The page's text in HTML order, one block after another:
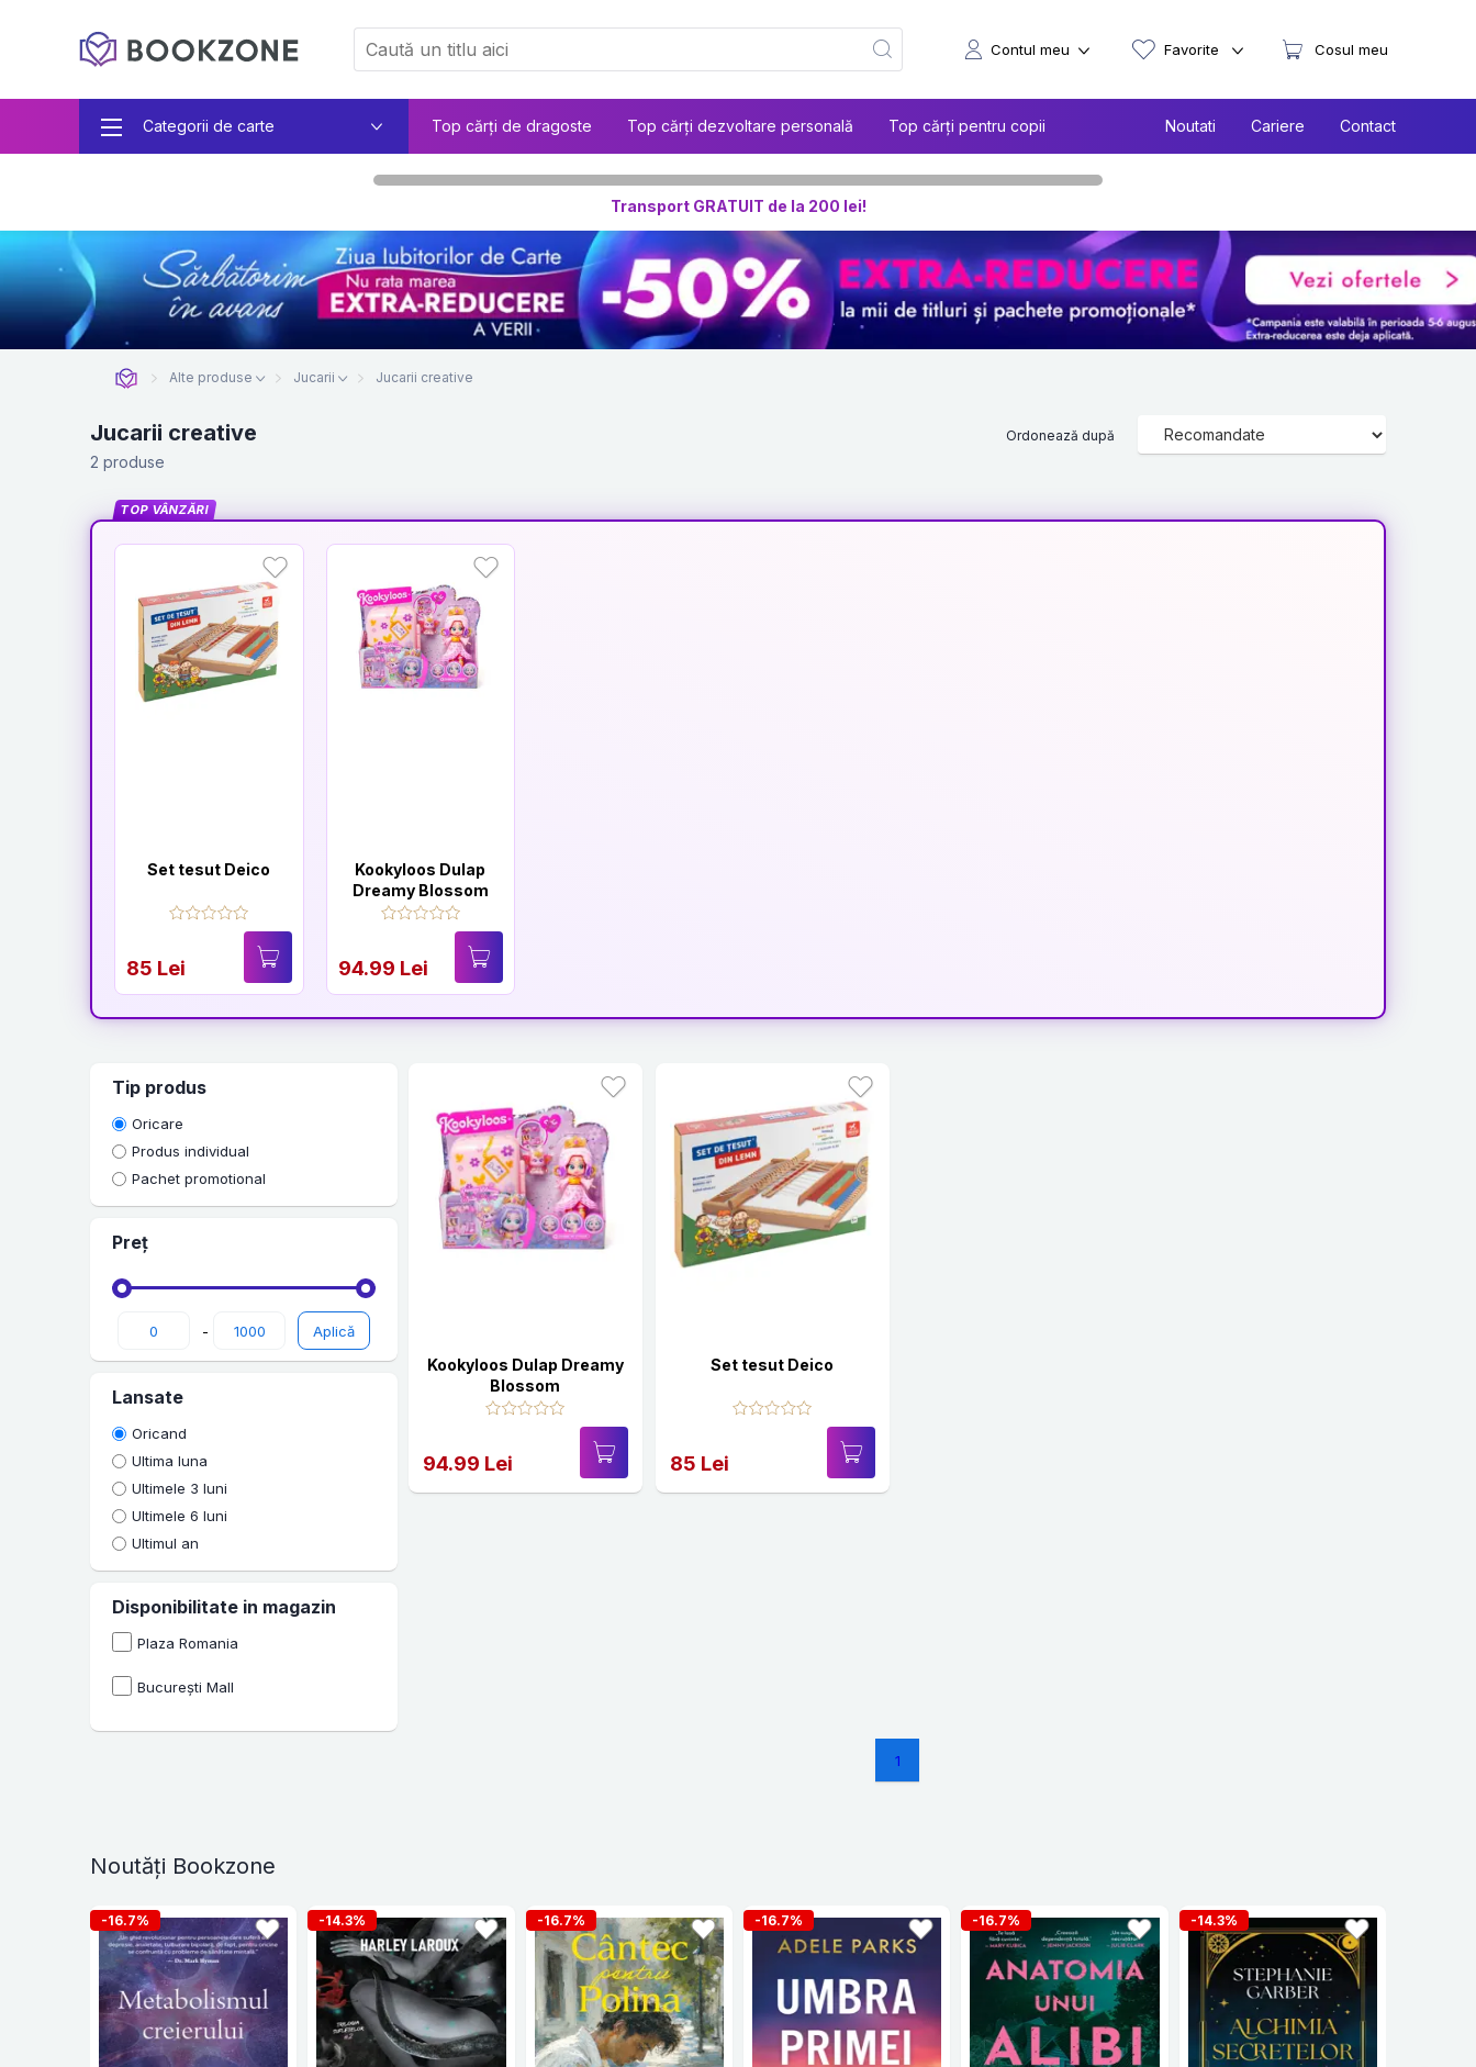
Categorii de carte Top cărți de dragoste Top cărți dezvoltare personală Top cărți pentru copii Noutati Cariere Contact
Contul meu Favorite Cosul meu
Transport GRATUIT de la 200 lei!
Alte produse Jucarii Jucarii creative
Jucarii creative
2 produse
Ordonează după
TOP VÂNZĂRI
Set tesut Deico
85 Lei
Kookyloos Dulap
Dreamy Blossom
94.99 Lei
Tip produs
Oricare
Produs individual
Pachet promotional
Preț
-
Lansate
Oricand
Ultima luna
Ultimele 3 luni
Ultimele 6 luni
Ultimul an
Disponibilitate in magazin
Plaza Romania
București Mall
Kookyloos Dulap Dreamy
Blossom
94.99 Lei
Set tesut Deico
85 Lei
1
Noutăți Bookzone
-16.7% -14.3% -16.7% -16.7% -16.7% -14.3%